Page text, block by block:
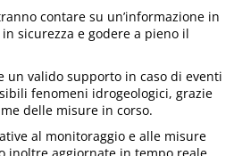
contare su un’informazione in
sicurezza e godere a pieno il
un valido supporto in caso di eventi
fenomeni idrogeologici, grazie
delle misure in corso.
al monitoraggio e alle misure
inoltre aggiornate in tempo reale